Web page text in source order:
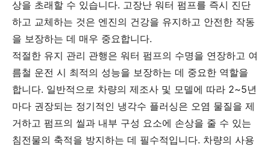
상을 초래할 수 있습니다. 고장난 워터 펌프를 즉시 진단
하고 교체하는 것은 엔진의 건강을 유지하고 안전한 작동
을 보장하는 데 매우 중요합니다.
적절한 유지 관리 관행은 워터 펌프의 수명을 연장하고 여
름철 운전 시 최적의 성능을 보장하는 데 중요한 역할을
합니다. 일반적으로 차량의 제조사 및 모델에 따라 2~5년
마다 권장되는 정기적인 냉각수 플러싱은 오염 물질을 제
거하고 펌프의 씰과 내부 구성 요소에 손상을 줄 수 있는
침전물의 축적을 방지하는 데 필수적입니다. 차량의 사용